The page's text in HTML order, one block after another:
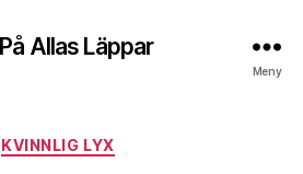
Allas Läppar
Meny
Kategorier
KVINNLIG LYX